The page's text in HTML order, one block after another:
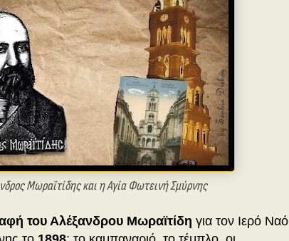
Μωραϊτίδης και η Αγία Φωτεινή Σμύρνης
του Αλέξανδρου Μωραϊτίδη για τον Ιερό Ναό